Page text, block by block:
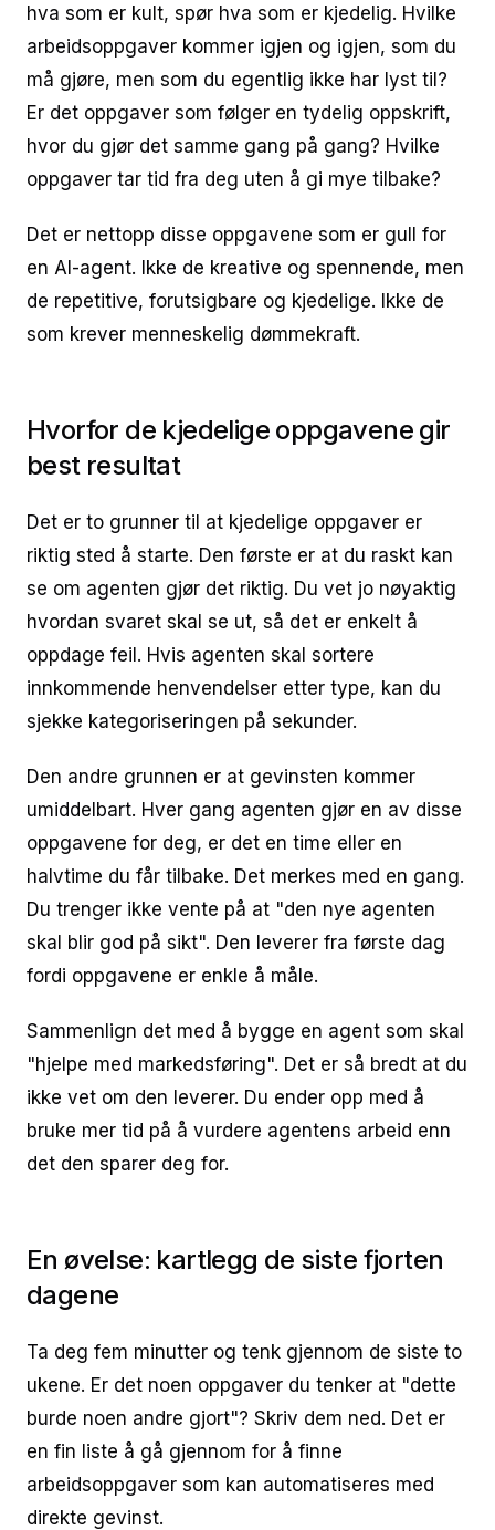
hva som er kult, spør hva som er kjedelig. Hvilke
arbeidsoppgaver kommer igjen og igjen, som du
må gjøre, men som du egentlig ikke har lyst til?
Er det oppgaver som følger en tydelig oppskrift,
hvor du gjør det samme gang på gang? Hvilke
oppgaver tar tid fra deg uten å gi mye tilbake?
Det er nettopp disse oppgavene som er gull for
en AI-agent. Ikke de kreative og spennende, men
de repetitive, forutsigbare og kjedelige. Ikke de
som krever menneskelig dømmekraft.
Hvorfor de kjedelige oppgavene gir
best resultat
Det er to grunner til at kjedelige oppgaver er
riktig sted å starte. Den første er at du raskt kan
se om agenten gjør det riktig. Du vet jo nøyaktig
hvordan svaret skal se ut, så det er enkelt å
oppdage feil. Hvis agenten skal sortere
innkommende henvendelser etter type, kan du
sjekke kategoriseringen på sekunder.
Den andre grunnen er at gevinsten kommer
umiddelbart. Hver gang agenten gjør en av disse
oppgavene for deg, er det en time eller en
halvtime du får tilbake. Det merkes med en gang.
Du trenger ikke vente på at "den nye agenten
skal blir god på sikt". Den leverer fra første dag
fordi oppgavene er enkle å måle.
Sammenlign det med å bygge en agent som skal
"hjelpe med markedsføring". Det er så bredt at du
ikke vet om den leverer. Du ender opp med å
bruke mer tid på å vurdere agentens arbeid enn
det den sparer deg for.
En øvelse: kartlegg de siste fjorten
dagene
Ta deg fem minutter og tenk gjennom de siste to
ukene. Er det noen oppgaver du tenker at "dette
burde noen andre gjort"? Skriv dem ned. Det er
en fin liste å gå gjennom for å finne
arbeidsoppgaver som kan automatiseres med
direkte gevinst.